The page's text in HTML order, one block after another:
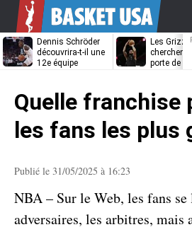
Dennis Schröder
découvrira-t-il une
12e équipe
Les
cherchent
porte de
Unibet
Quelle franchise
les fans les plus
Publié le 31/05/2025 à 16:23
NBA – Sur le Web, les fans se
adversaires, les arbitres, mais